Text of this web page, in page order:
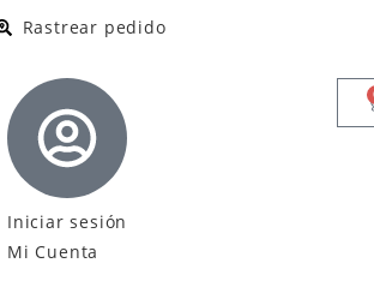
Rastrear pedido
Iniciar sesión
Mi Cuenta